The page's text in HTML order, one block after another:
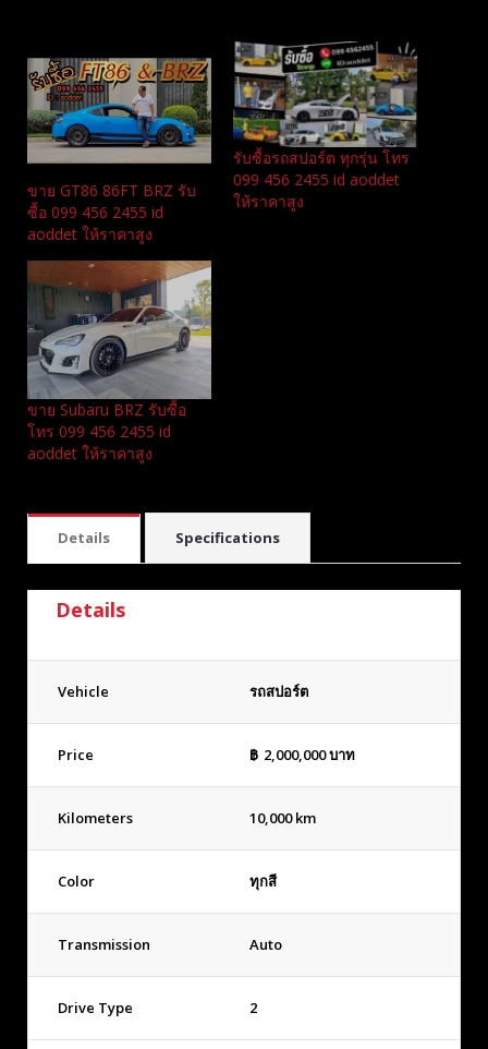
ขาย GT86 86FT BRZ รับ
ซื้อ 099 456 2455 id
aoddet ให้ราคาสูง
รับซื้อรถสปอร์ต ทุกรุ่น โทร
099 456 2455 id aoddet
ให้ราคาสูง
ขาย Subaru BRZ รับซื้อ
โทร 099 456 2455 id
aoddet ให้ราคาสูง
Details Specifications
Details
Vehicle รถสปอร์ต
Price ฿ 2,000,000บาท
Kilometers 10,000 km
Color ทุกสี
Transmission Auto
Drive Type 2